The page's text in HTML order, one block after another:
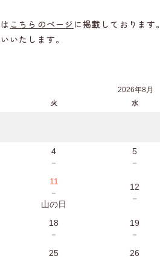
こちらのページ に掲載しております。
いたします。
2026年8月
火 水
4
－
5
－
11
－
山の日
12
－
18
－
19
－
25
26